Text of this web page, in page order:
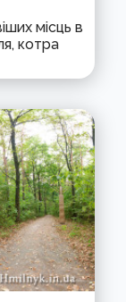
місць в
котра